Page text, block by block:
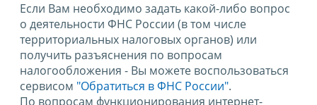
Если Вам необходимо задать какой-либо вопрос
о деятельности ФНС России (в том числе
территориальных налоговых органов) или
получить разъяснения по вопросам
налогообложения - Вы можете воспользоваться
сервисом "Обратиться в ФНС России".
По вопросам функционирования интернет-